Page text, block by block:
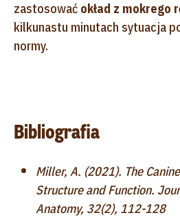
zastosować okład z mokrego
kilkunastu minutach sytuacja
normy.
Bibliografia
Miller, A. (2021). The
Structure and Function.
Anatomy, 32(2), 112-128